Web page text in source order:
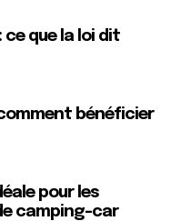
que la loi dit
bénéficier
pour les
camping-car